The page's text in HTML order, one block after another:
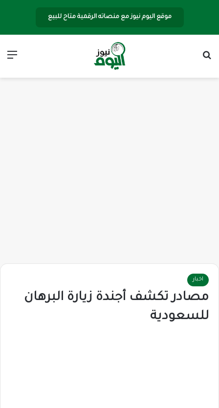
موقع اليوم نيوز مع منصاته الرقمية متاح للبيع
اخبار
مصادر تكشف أجندة زيارة البرهان
للسعودية